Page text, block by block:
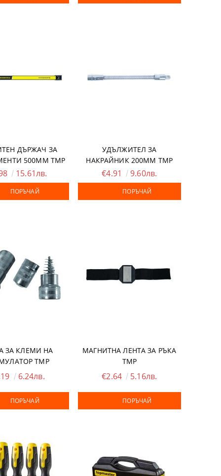
ДЪРЖАЧ ЗА
500MM TMP
15.61лв.
ПОРЪЧАЙ
УДЪЛЖИТЕЛ ЗА
НАКРАЙНИК 200MM TMP
€4.91 9.60лв.
ПОРЪЧАЙ
ЗА КЛЕМИ НА
TMP
6.24лв.
ПОРЪЧАЙ
МАГНИТНА ЛЕНТА ЗА РЪКА
TMP
€2.64 5.16лв.
ПОРЪЧАЙ